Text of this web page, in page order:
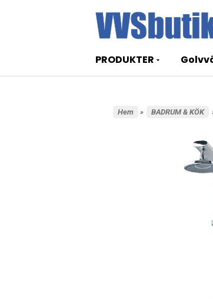
PRODUKTER
Hem » BADRUM & KÖK